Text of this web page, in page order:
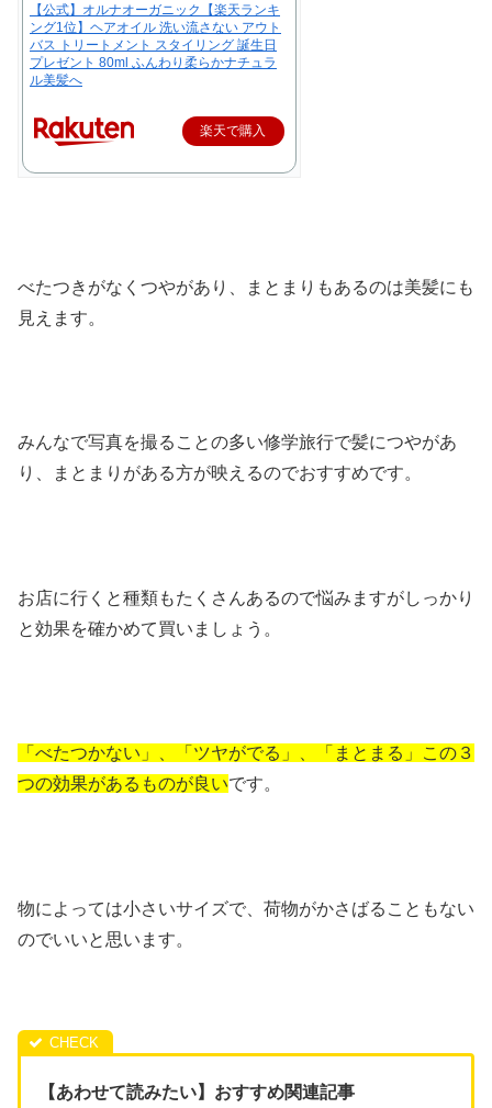
【公式】オルナオーガニック【楽天ランキ
ング1位】ヘアオイル 洗い流さない アウト
バス トリートメント スタイリング 誕生日
プレゼント 80ml ふんわり柔らかナチュラ
ル美髪へ
楽天で購入
べたつきがなくつやがあり、まとまりもあるのは美髪にも
見えます。
みんなで写真を撮ることの多い修学旅行で髪につやがあ
り、まとまりがある方が映えるのでおすすめです。
お店に行くと種類もたくさんあるので悩みますがしっかり
と効果を確かめて買いましょう。
「べたつかない」、「ツヤがでる」、「まとまる」この３
つの効果があるものが良いです。
物によっては小さいサイズで、荷物がかさばることもない
のでいいと思います。
【あわせて読みたい】おすすめ関連記事